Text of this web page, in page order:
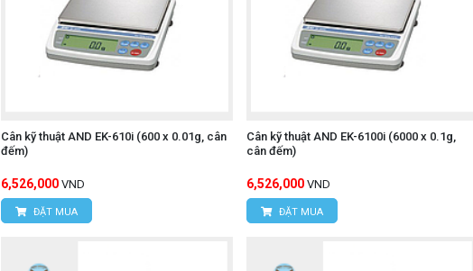
Cân kỹ thuật AND EK-610i (600 x 0.01g, cân
đếm)
6,526,000 VND
ĐẶT MUA
Cân kỹ thuật AND EK-6100i (6000 x 0.1g,
cân đếm)
6,526,000 VND
ĐẶT MUA